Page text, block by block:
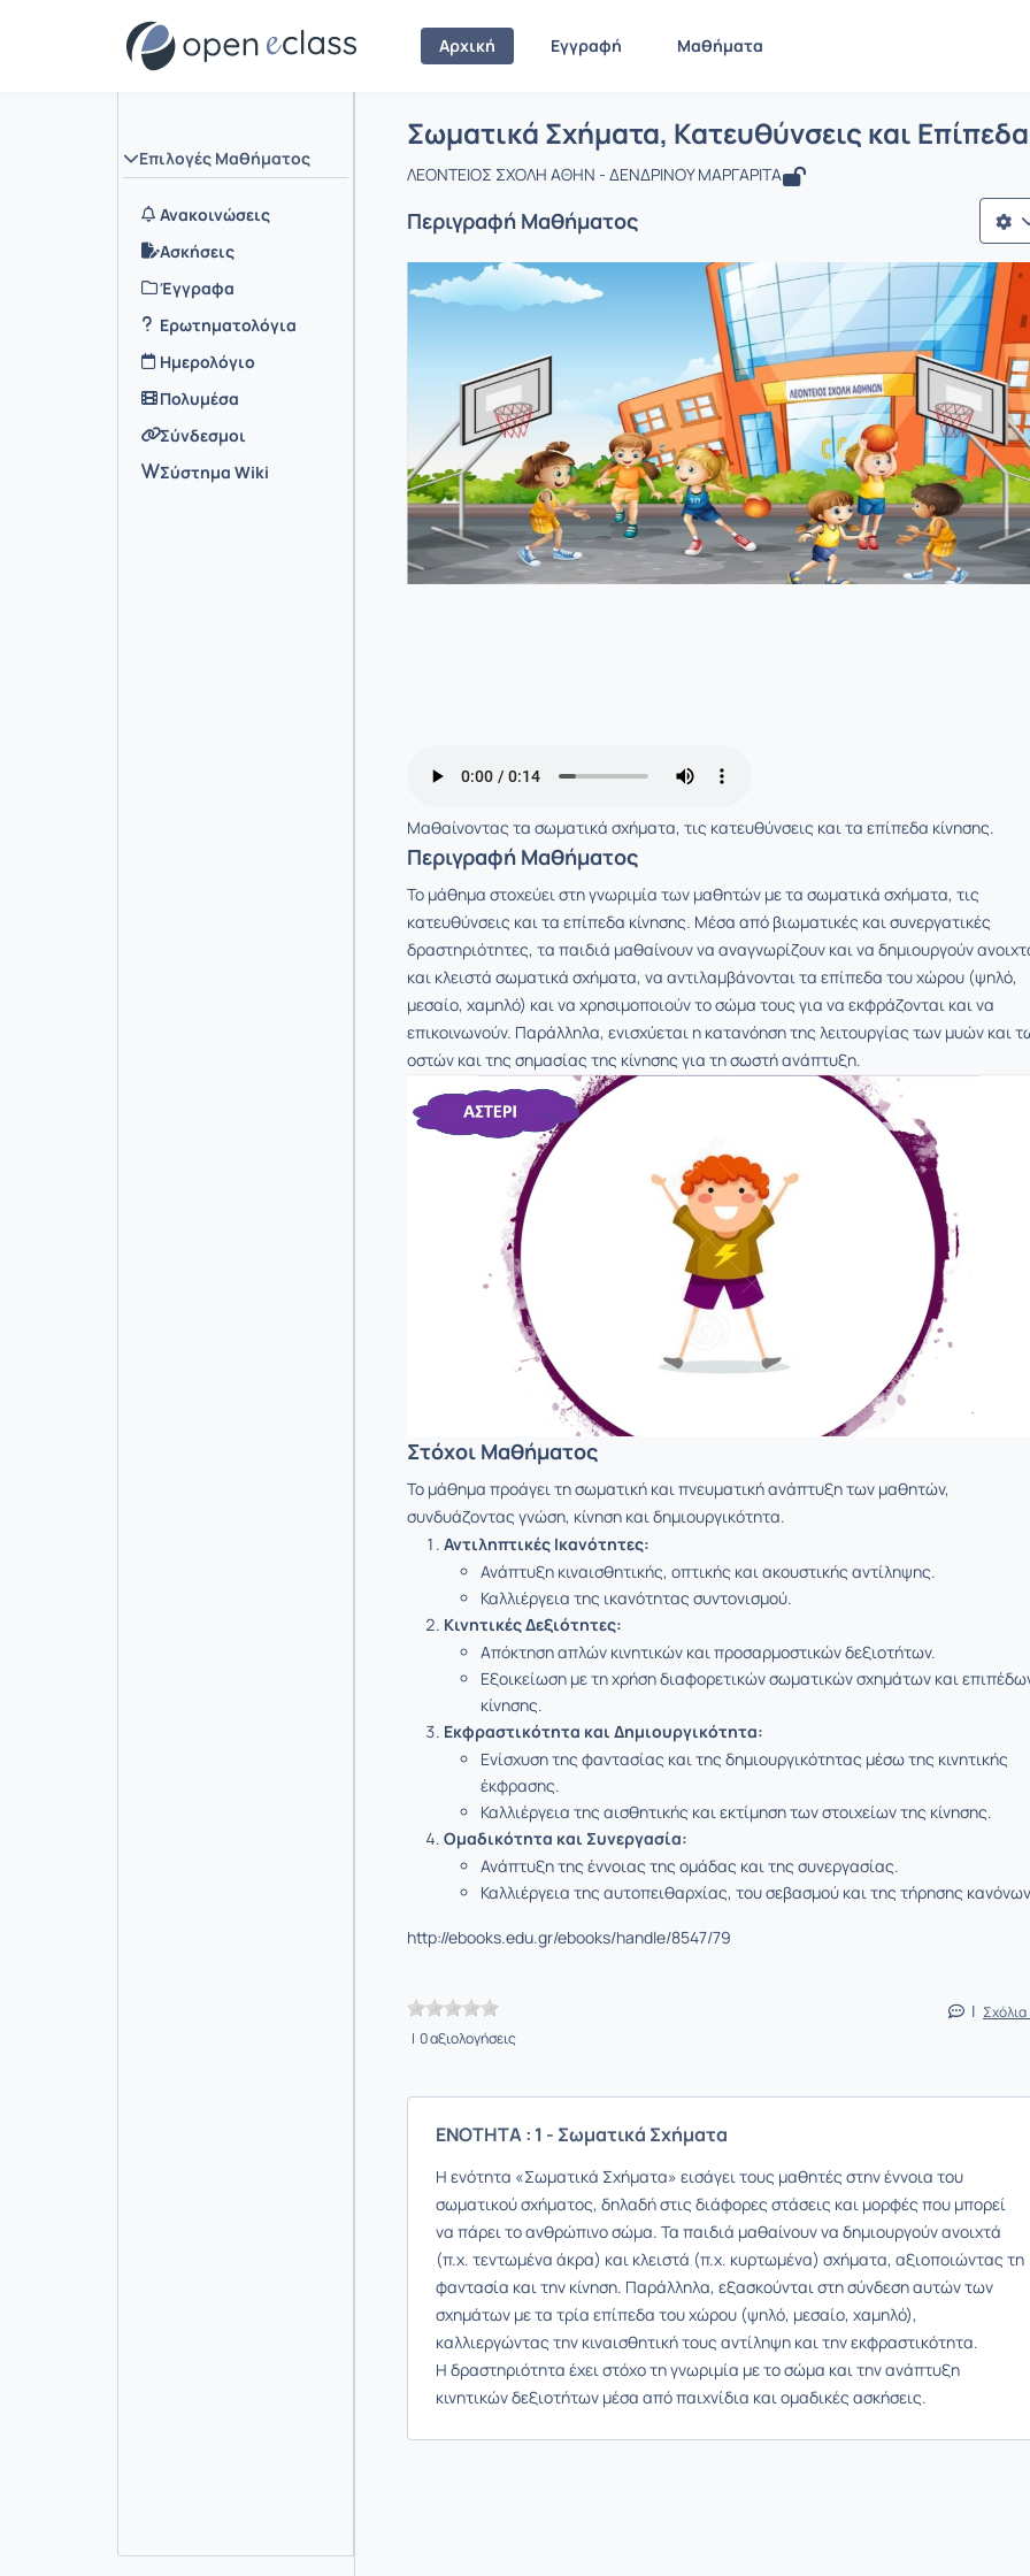
Αρχική Εγγραφή Μαθήματα
Επιλογές Μαθήματος
Ανακοινώσεις
Ασκήσεις
Έγγραφα
Ερωτηματολόγια
Ημερολόγιο
Πολυμέσα
Σύνδεσμοι
Σύστημα Wiki
Αρχική Σελίδα
Μάθημα : Σωματικά Σχήματα, Κατευθύνσεις
Σωματικά Σχήματα, Κατευθύνσεις και
ΛΕΟΝΤΕΙΟΣ ΣΧΟΛΗ ΑΘΗΝ - ΔΕΝΔΡΙΝΟΥ ΜΑΡΓΑΡΙΤΑ
Περιγραφή Μαθήματος
Μαθαίνοντας τα σωματικά σχήματα, τις κατευθύνσεις και τα επίπεδα κίνησης.
Περιγραφή Μαθήματος
Το μάθημα στοχεύει στη γνωριμία των μαθητών με τα σωματικά σχήματα, τις
κατευθύνσεις και τα επίπεδα κίνησης. Μέσα από βιωματικές και συνεργατικές
δραστηριότητες, τα παιδιά μαθαίνουν να αναγνωρίζουν και να δημιουργούν
και κλειστά σωματικά σχήματα, να αντιλαμβάνονται τα επίπεδα του χώρου (ψηλό,
μεσαίο, χαμηλό) και να χρησιμοποιούν το σώμα τους για να εκφράζονται και να
επικοινωνούν. Παράλληλα, ενισχύεται η κατανόηση της λειτουργίας των μυών και
οστών και της σημασίας της κίνησης για τη σωστή ανάπτυξη.
Στόχοι Μαθήματος
Το μάθημα προάγει τη σωματική και πνευματική ανάπτυξη των μαθητών,
συνδυάζοντας γνώση, κίνηση και δημιουργικότητα.
Αντιληπτικές Ικανότητες:
Ανάπτυξη κιναισθητικής, οπτικής και ακουστικής αντίληψης.
Καλλιέργεια της ικανότητας συντονισμού.
Κινητικές Δεξιότητες:
Απόκτηση απλών κινητικών και προσαρμοστικών δεξιοτήτων.
Εξοικείωση με τη χρήση διαφορετικών σωματικών σχημάτων και
κίνησης.
Εκφραστικότητα και Δημιουργικότητα:
Ενίσχυση της φαντασίας και της δημιουργικότητας μέσω της κινητικής
έκφρασης.
Καλλιέργεια της αισθητικής και εκτίμηση των στοιχείων της κίνησης.
Ομαδικότητα και Συνεργασία:
Ανάπτυξη της έννοιας της ομάδας και της συνεργασίας.
Καλλιέργεια της αυτοπειθαρχίας, του σεβασμού και της τήρησης
http://ebooks.edu.gr/ebooks/handle/8547/79
| 0 αξιολογήσεις
| Σχόλια
ΕΝΟΤΗΤΑ : 1 - Σωματικά Σχήματα
Η ενότητα «Σωματικά Σχήματα» εισάγει τους μαθητές στην έννοια του
σωματικού σχήματος, δηλαδή στις διάφορες στάσεις και μορφές που μπορεί
να πάρει το ανθρώπινο σώμα. Τα παιδιά μαθαίνουν να δημιουργούν ανοιχτά
(π.χ. τεντωμένα άκρα) και κλειστά (π.χ. κυρτωμένα) σχήματα, αξιοποιώντας τη
φαντασία και την κίνηση. Παράλληλα, εξασκούνται στη σύνδεση αυτών των
σχημάτων με τα τρία επίπεδα του χώρου (ψηλό, μεσαίο, χαμηλό),
καλλιεργώντας την κιναισθητική τους αντίληψη και την εκφραστικότητα.
Η δραστηριότητα έχει στόχο τη γνωριμία με το σώμα και την ανάπτυξη
κινητικών δεξιοτήτων μέσα από παιχνίδια και ομαδικές ασκήσεις.